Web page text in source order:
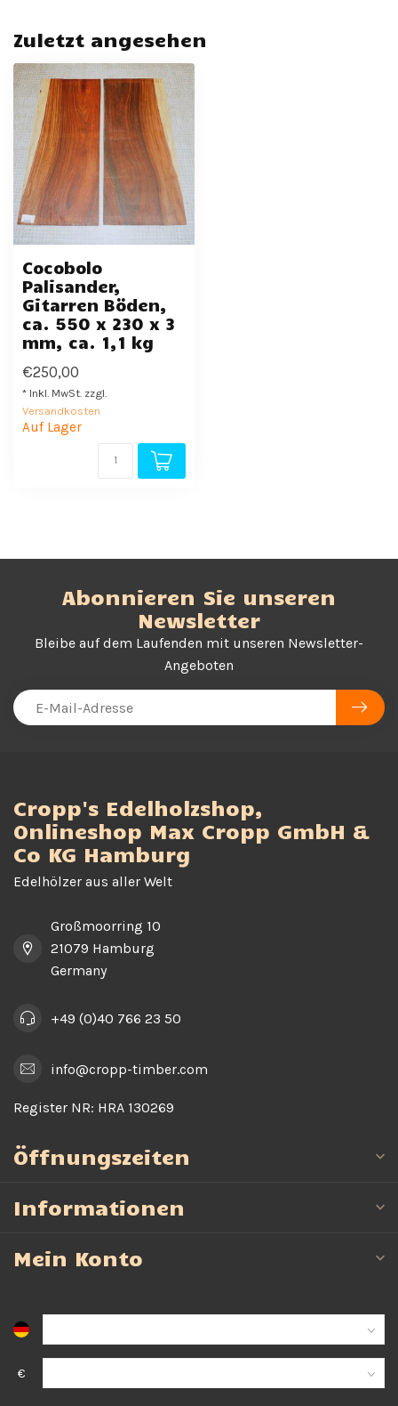
Zuletzt angesehen
Cocobolo
Palisander,
Gitarren Böden,
ca. 550 x 230 x 3
mm, ca. 1,1 kg
€250,00
* Inkl. MwSt. zzgl.
Versandkosten
Auf Lager
Abonnieren Sie unseren
Newsletter
Bleibe auf dem Laufenden mit unseren Newsletter-
Angeboten
Cropp's Edelholzshop,
Onlineshop Max Cropp GmbH &
Co KG Hamburg
Edelhölzer aus aller Welt
Großmoorring 10
21079 Hamburg
Germany
+49 (0)40 766 23 50
info@cropp-timber.com
Register NR: HRA 130269
Öffnungszeiten
Informationen
Mein Konto
€